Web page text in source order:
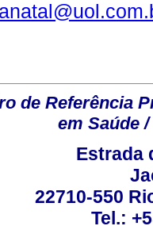
de Referência
em Saúde
Estrada
22710-550
Tel.: